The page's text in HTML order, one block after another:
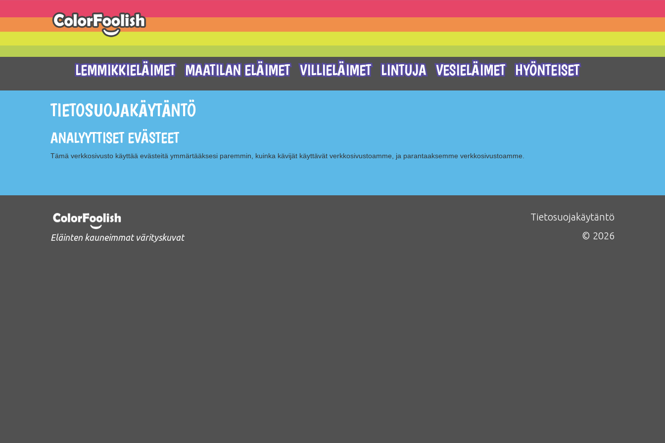
LEMMIKKIELÄIMET MAATILAN ELÄIMET VILLIELÄIMET LINTUJA VESIELÄIMET HYÖNTEISET
TIETOSUOJAKÄYTÄNTÖ
ANALYYTTISET EVÄSTEET
Tämä verkkosivusto käyttää evästeitä ymmärtääksesi paremmin, kuinka kävijät käyttävät verkkosivustoamme, ja parantaaksemme verkkosivustoamme.
Eläinten kauneimmat värityskuvat
Tietosuojakäytäntö
© 2026